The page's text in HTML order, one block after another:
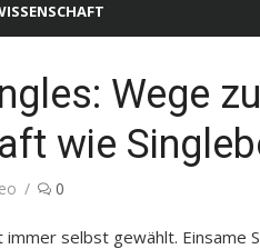
Wege
wie
0
immer selbst gewählt. Einsame